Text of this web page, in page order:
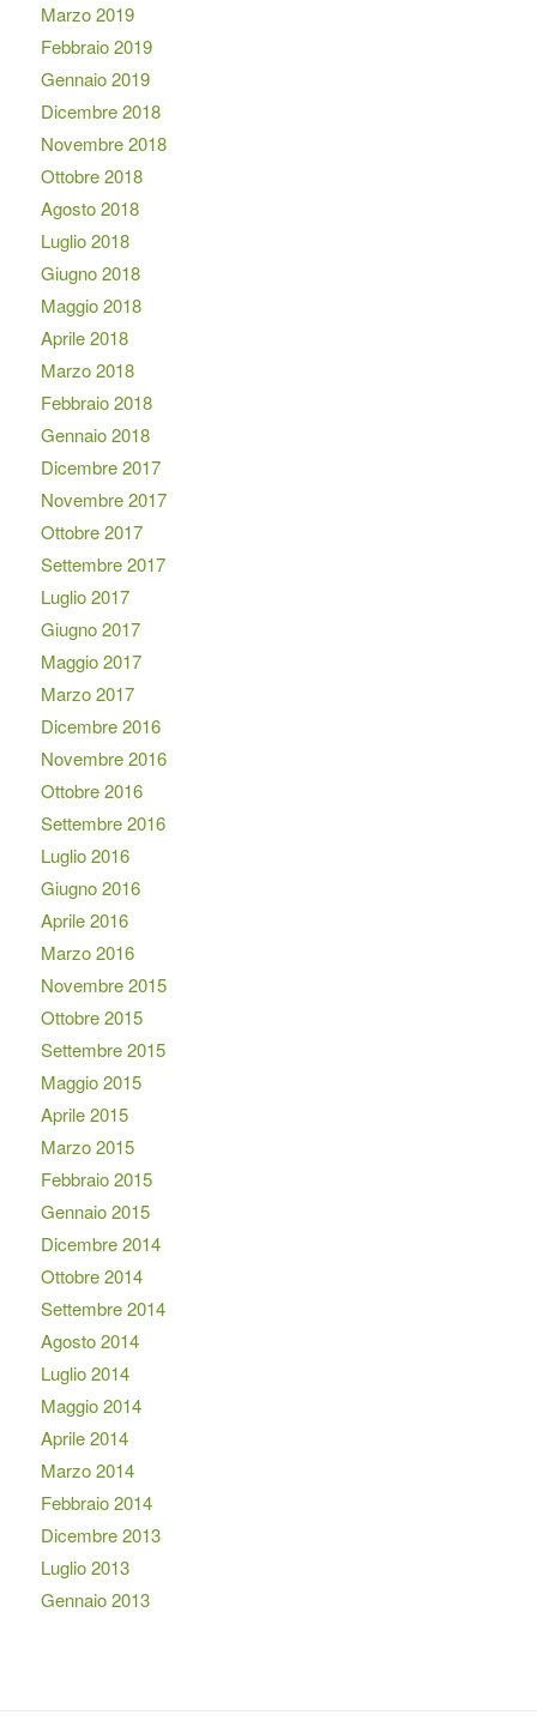
Marzo 2019
Febbraio 2019
Gennaio 2019
Dicembre 2018
Novembre 2018
Ottobre 2018
Agosto 2018
Luglio 2018
Giugno 2018
Maggio 2018
Aprile 2018
Marzo 2018
Febbraio 2018
Gennaio 2018
Dicembre 2017
Novembre 2017
Ottobre 2017
Settembre 2017
Luglio 2017
Giugno 2017
Maggio 2017
Marzo 2017
Dicembre 2016
Novembre 2016
Ottobre 2016
Settembre 2016
Luglio 2016
Giugno 2016
Aprile 2016
Marzo 2016
Novembre 2015
Ottobre 2015
Settembre 2015
Maggio 2015
Aprile 2015
Marzo 2015
Febbraio 2015
Gennaio 2015
Dicembre 2014
Ottobre 2014
Settembre 2014
Agosto 2014
Luglio 2014
Maggio 2014
Aprile 2014
Marzo 2014
Febbraio 2014
Dicembre 2013
Luglio 2013
Gennaio 2013